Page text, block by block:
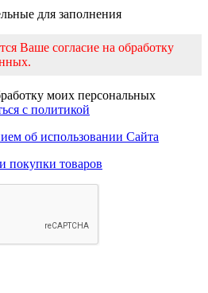
для заполнения
Ваше согласие на обработку
моих персональных
с политикой
об использовании Сайта
покупки товаров